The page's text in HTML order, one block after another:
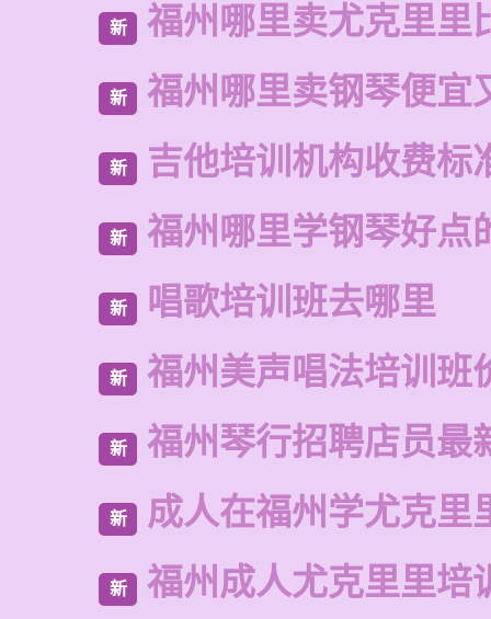
新 福州哪里卖尤克里里
新 福州哪里卖钢琴便宜
新 吉他培训机构收费标
新 福州哪里学钢琴好点
新 唱歌培训班去哪里
新 福州美声唱法培训班
新 福州琴行招聘店员最
新 成人在福州学尤克里
新 福州成人尤克里里培